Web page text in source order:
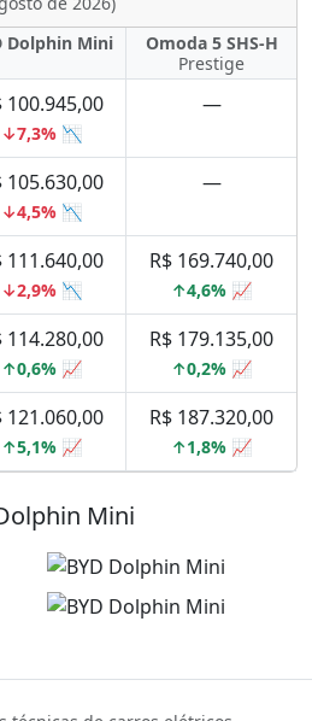
Dolphin Mini
Omoda 5 SHS-H
Prestige
100.945,00
↓7,3% 📉
—
105.630,00
↓4,5% 📉
—
111.640,00
↓2,9% 📉
R$ 169.740,00
↑4,6% 📈
114.280,00
↑0,6% 📈
R$ 179.135,00
↑0,2% 📈
121.060,00
↑5,1% 📈
R$ 187.320,00
↑1,8% 📈
Mini